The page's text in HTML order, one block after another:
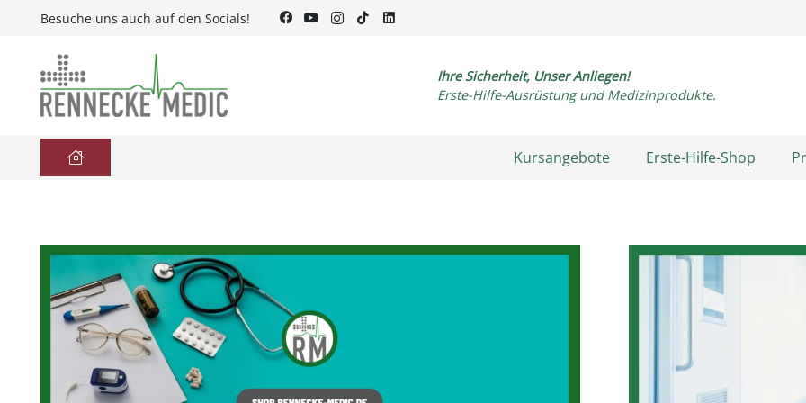
Besuche uns auch auf den Socials!
Ihre Sicherheit, Unser Anliegen!
Erste-Hilfe-Ausrüstung und Medizinprodukte.
Kursangebote Erste-Hilfe-Shop